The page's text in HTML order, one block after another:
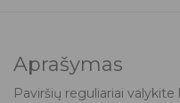
Aprašymas
Paviršių reguliariai